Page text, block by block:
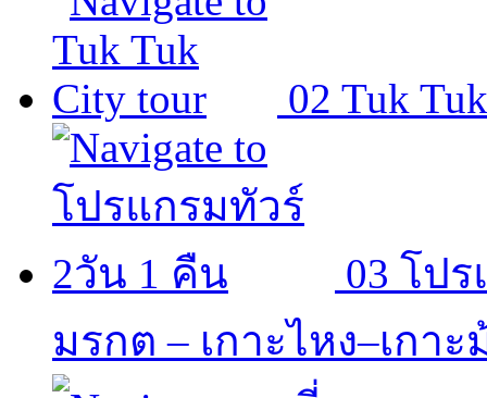
02 Tuk
03 โปร
มรกต – เกาะไหง–เกา